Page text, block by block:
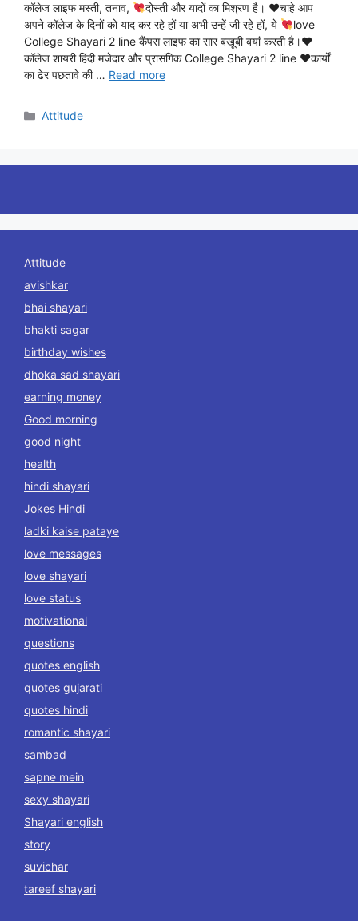
कॉलेज लाइफ मस्ती, तनाव,
दोस्ती और यादों का मिश्रण है। ♥चाहे आप
अपने कॉलेज के दिनों को याद कर रहे हों या अभी उन्हें जी रहे हों, ये
love
College Shayari 2 line कैंपस लाइफ का सार बखूबी बयां करती है।♥
कॉलेज शायरी हिंदी मजेदार और प्रासंगिक College Shayari 2 line ♥कार्यों
का ढेर पछतावे की … Read more
Categories
Attitude
Attitude
avishkar
bhai shayari
bhakti sagar
birthday wishes
dhoka sad shayari
earning money
Good morning
good night
health
hindi shayari
Jokes Hindi
ladki kaise pataye
love messages
love shayari
love status
motivational
questions
quotes english
quotes gujarati
quotes hindi
romantic shayari
sambad
sapne mein
sexy shayari
Shayari english
story
suvichar
tareef shayari